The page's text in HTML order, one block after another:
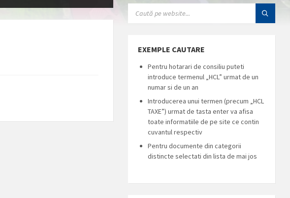
EXEMPLE CAUTARE
Pentru hotarari de consiliu puteti
introduce termenul „HCL” urmat de un
numar si de un an
Introducerea unui termen (precum „HCL
TAXE”) urmat de tasta enter va afisa
toate informatiile de pe site ce contin
cuvantul respectiv
Pentru documente din categorii
distincte selectati din lista de mai jos